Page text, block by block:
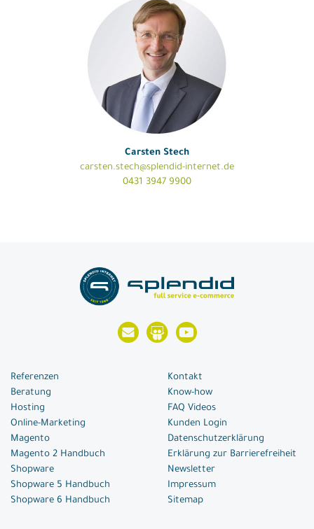
Carsten Stech
carsten.stech@splendid-internet.de
0431 3947 9900
Referenzen
Beratung
Hosting
Online-Marketing
Magento
Magento 2 Handbuch
Shopware
Shopware 5 Handbuch
Shopware 6 Handbuch
Kontakt
Know-how
FAQ Videos
Kunden Login
Datenschutzerklärung
Erklärung zur Barrierefreiheit
Newsletter
Impressum
Sitemap